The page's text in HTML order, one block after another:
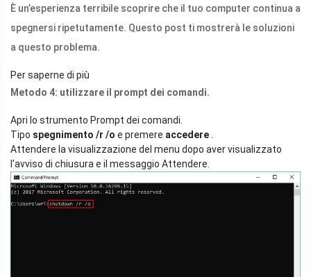
È un’esperienza terribile scoprire che il tuo computer continua a
spegnersi ripetutamente. Questo post ti mostrerà le soluzioni
a questo problema.
Per saperne di più
Metodo 4: utilizzare il prompt dei comandi.
Apri lo strumento Prompt dei comandi.
Tipo spegnimento /r /o e premere accedere
Attendere la visualizzazione del menu dopo aver visualizzato
l'avviso di chiusura e il messaggio Attendere.